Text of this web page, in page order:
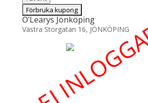
O’Learys Jönköping
Västra Storgatan 16, JÖNKÖPING
EJ